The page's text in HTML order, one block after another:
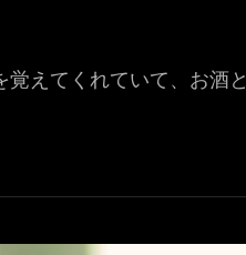
えてくれていて、お酒と